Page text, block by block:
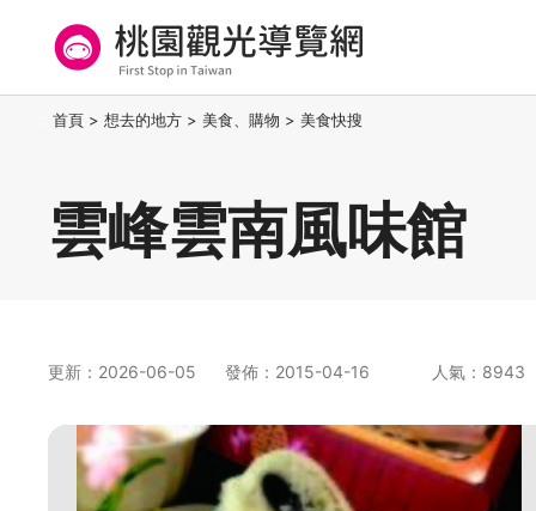
要
桃園觀光導覽網
首頁 > 想去的地方 > 美食、購物 > 美食快搜
雲峰雲南風味館
更新：2026-06-05 發佈：2015-04-16 人氣：8943